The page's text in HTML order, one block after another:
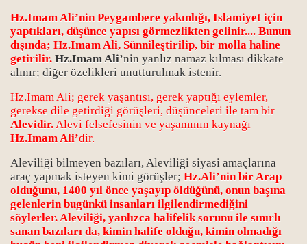
Hz.Imam Ali’nin Peygambere yakınlığı, Islamiyet için
yaptıkları, düşünce yapısı görmezlikten gelinir.... Bunun
dışında; Hz.Imam Ali, Sünnileştirilip, bir molla haline
getirilir. Hz.Imam Ali’nin yanlız namaz kılması dikkate
alınır; diğer özelikleri unutturulmak istenir.
Hz.Imam Ali; gerek yaşantısı, gerek yaptığı eylemler,
gerekse dile getirdiği görüşleri, düşünceleri ile tam bir
Alevidir.Alevi felsefesinin ve yaşamının kaynağı
Hz.Imam Ali’dir.
Aleviliği bilmeyen bazıları, Aleviliği siyasi amaçlarına
araç yapmak isteyen kimi görüşler; Hz.Ali’nin bir Arap
olduğunu, 1400 yıl önce yaşayıp öldüğünü, onun başına
gelenlerin bugünkü insanları ilgilendirmediğini
söylerler. Aleviliği, yanlızca halifelik sorunu ile sınırlı
sanan bazıları da, kimin halife olduğu, kimin olmadığı